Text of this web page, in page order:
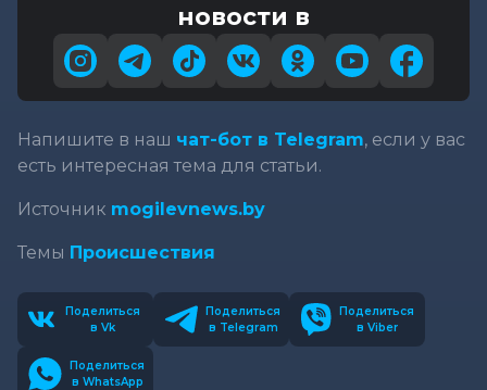
новости в
Напишите в наш чат-бот в Telegram, если у вас
есть интересная тема для статьи.
Источник mogilevnews.by
Темы Происшествия
Поделиться
в Vk
Поделиться
в Telegram
Поделиться
в Viber
Поделиться
в WhatsApp